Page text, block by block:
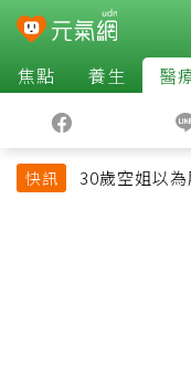
焦點 養生 醫
快訊
30歲空姐以